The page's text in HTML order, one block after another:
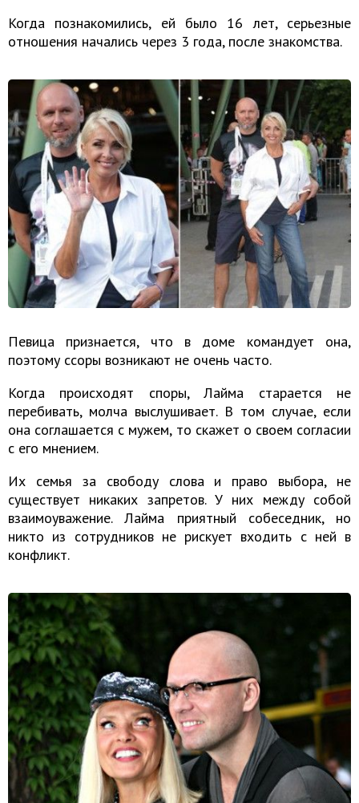
Когда познакомились, ей было 16 лет, серьезные
отношения начались через 3 года, после знакомства.
Певица признается, что в доме командует она,
поэтому ссоры возникают не очень часто.
Когда происходят споры, Лайма старается не
перебивать, молча выслушивает. В том случае, если
она соглашается с мужем, то скажет о своем согласии
с его мнением.
Их семья за свободу слова и право выбора, не
существует никаких запретов. У них между собой
взаимоуважение. Лайма приятный собеседник, но
никто из сотрудников не рискует входить с ней в
конфликт.